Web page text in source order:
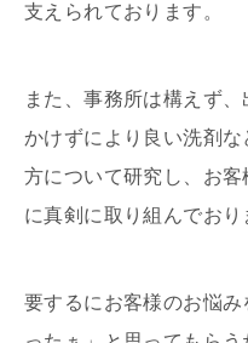
支えられております。
また、事務所は構えず
かけずにより良い洗剤
方について研究し、お
に真剣に取り組んでおり
要するにお客様のお悩